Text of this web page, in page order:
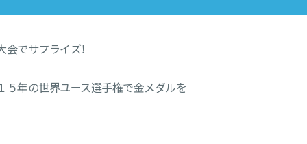
でサプライズ！
５年の世界ユース選手権で金メダルを